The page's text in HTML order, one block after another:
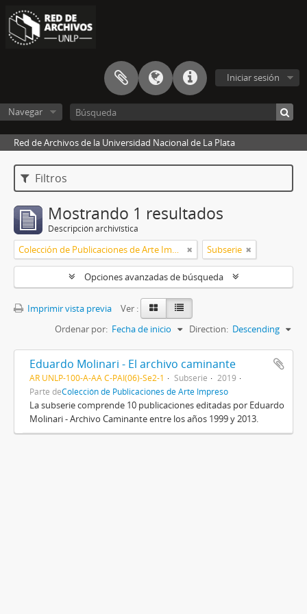
Iniciar sesión
Navegar
Red de Archivos de la Universidad Nacional de La Plata
Filtros
Mostrando 1 resultados
Descripción archivística
Colección de Publicaciones de Arte Impreso Subserie
Opciones avanzadas de búsqueda
Imprimir vista previa
Ver :
Ordenar por: Fecha de inicio Direction: Descending
Eduardo Molinari - El archivo caminante
AR UNLP-100-A-AA C-PAI(06)-Se2-1 Subserie
2019
Parte deColección de Publicaciones de Arte Impreso
La subserie comprende 10 publicaciones editadas por Eduardo
Molinari - Archivo Caminante entre los años 1999 y 2013.